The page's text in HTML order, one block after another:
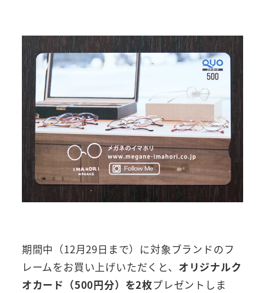
期間中（12月29日まで）に対象ブランドのフ
レームをお買い上げいただくと、 オリジナルク
オカード（500円分）を2枚プレゼントしま